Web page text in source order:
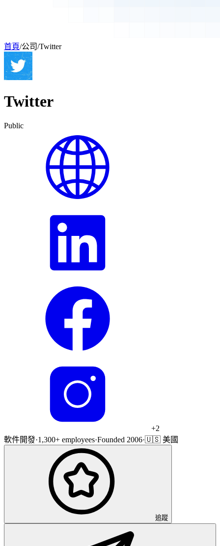
首頁/公司/Twitter
Twitter
Public
+2
軟件開發·1,300+ employees·Founded 2006·🇺🇸 美國
追蹤